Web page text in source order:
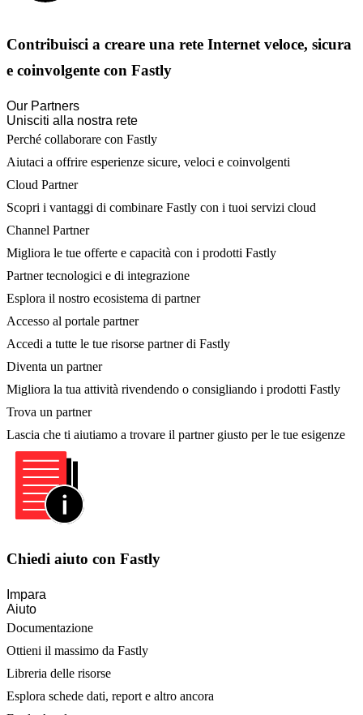
Contribuisci a creare una rete Internet veloce, sicura
e coinvolgente con Fastly
Our Partners
Unisciti alla nostra rete
Perché collaborare con Fastly
Aiutaci a offrire esperienze sicure, veloci e coinvolgenti
Cloud Partner
Scopri i vantaggi di combinare Fastly con i tuoi servizi cloud
Channel Partner
Migliora le tue offerte e capacità con i prodotti Fastly
Partner tecnologici e di integrazione
Esplora il nostro ecosistema di partner
Accesso al portale partner
Accedi a tutte le tue risorse partner di Fastly
Diventa un partner
Migliora la tua attività rivendendo o consigliando i prodotti Fastly
Trova un partner
Lascia che ti aiutiamo a trovare il partner giusto per le tue esigenze
Chiedi aiuto con Fastly
Impara
Aiuto
Documentazione
Ottieni il massimo da Fastly
Libreria delle risorse
Esplora schede dati, report e altro ancora